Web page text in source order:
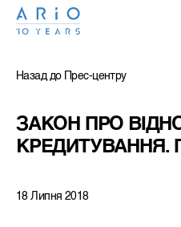
Назад до Прес-центру
ЗАКОН ПРО
КРЕДИТУВАННЯ.
18 Липня 2018